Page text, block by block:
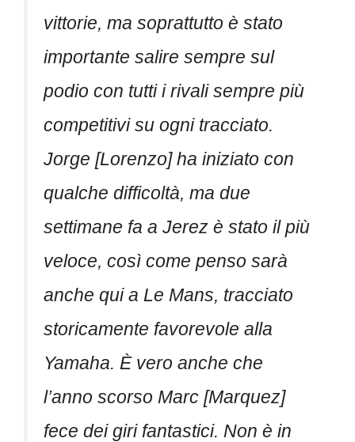
vittorie, ma soprattutto è stato
importante salire sempre sul
podio con tutti i rivali sempre più
competitivi su ogni tracciato.
Jorge [Lorenzo] ha iniziato con
qualche difficoltà, ma due
settimane fa a Jerez è stato il più
veloce, così come penso sarà
anche qui a Le Mans, tracciato
storicamente favorevole alla
Yamaha. È vero anche che
l’anno scorso Marc [Marquez]
fece dei giri fantastici. Non è in